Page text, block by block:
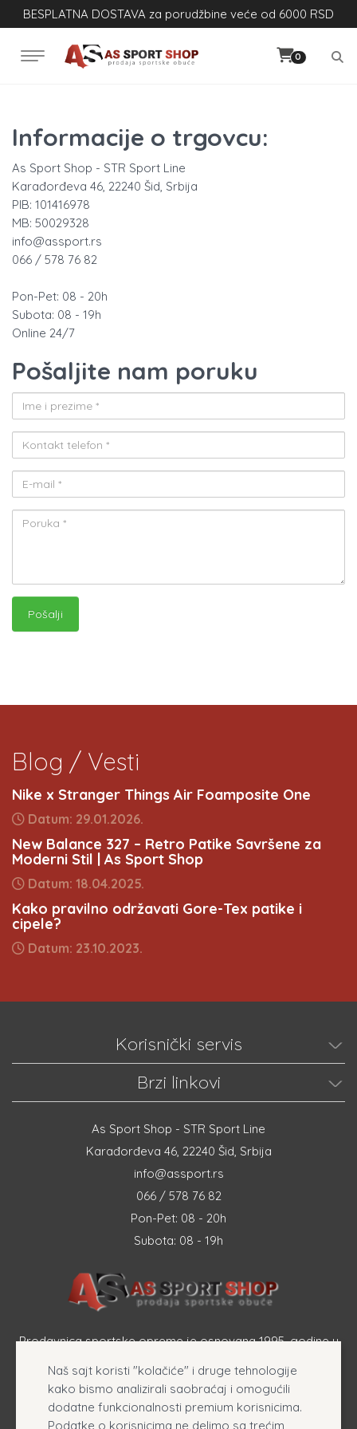
BESPLATNA DOSTAVA za porudžbine veće od 6000 RSD
0
Informacije o trgovcu:
As Sport Shop - STR Sport Line
Karađorđeva 46, 22240 Šid, Srbija
PIB: 101416978
MB: 50029328
info@assport.rs
066 / 578 76 82
Pon-Pet: 08 - 20h
Subota: 08 - 19h
Online 24/7
Pošaljite nam poruku
Pošalji
Blog / Vesti
Nike x Stranger Things Air Foamposite One
Datum: 29.01.2026.
New Balance 327 – Retro Patike Savršene za
Moderni Stil | As Sport Shop
Datum: 18.04.2025.
Kako pravilno održavati Gore-Tex patike i
cipele?
Datum: 23.10.2023.
Korisnički servis
Brzi linkovi
As Sport Shop - STR Sport Line
Karađorđeva 46, 22240 Šid, Srbija
info@assport.rs
066 / 578 76 82
Pon-Pet: 08 - 20h
Subota: 08 - 19h
Prodavnica sportske opreme je osnovana 1995. godine u
opreme, originalnih patika i sportske odeće online.
Naš sajt koristi "kolačiće" i druge tehnologije
kako bismo analizirali saobraćaj i omogućili
dodatne funkcionalnosti premium korisnicima.
Podatke o korisnicima ne delimo sa trećim